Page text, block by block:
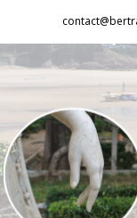
contenu